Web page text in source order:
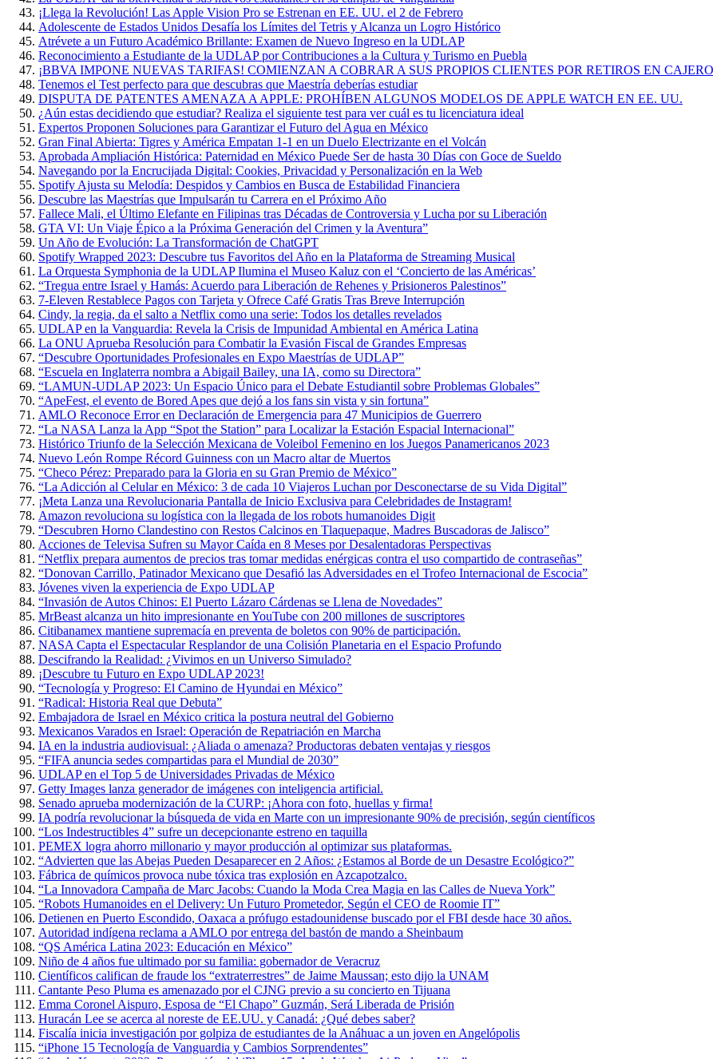
¡Llega la Revolución! Las Apple Vision Pro se Estrenan en EE. UU. el 2 de Febrero
Adolescente de Estados Unidos Desafía los Límites del Tetris y Alcanza un Logro Histórico
Atrévete a un Futuro Académico Brillante: Examen de Nuevo Ingreso en la UDLAP
Reconocimiento a Estudiante de la UDLAP por Contribuciones a la Cultura y Turismo en Puebla
¡BBVA IMPONE NUEVAS TARIFAS! COMIENZAN A COBRAR A SUS PROPIOS CLIENTES POR RETIROS EN
Tenemos el Test perfecto para que descubras que Maestría deberías estudiar
DISPUTA DE PATENTES AMENAZA A APPLE: PROHÍBEN ALGUNOS MODELOS DE APPLE WATCH EN EE. UU.
¿Aún estas decidiendo que estudiar? Realiza el siguiente test para ver cuál es tu licenciatura ideal
Expertos Proponen Soluciones para Garantizar el Futuro del Agua en México
Gran Final Abierta: Tigres y América Empatan 1-1 en un Duelo Electrizante en el Volcán
Aprobada Ampliación Histórica: Paternidad en México Puede Ser de hasta 30 Días con Goce de Sueldo
Navegando por la Encrucijada Digital: Cookies, Privacidad y Personalización en la Web
Spotify Ajusta su Melodía: Despidos y Cambios en Busca de Estabilidad Financiera
Descubre las Maestrías que Impulsarán tu Carrera en el Próximo Año
Fallece Mali, el Último Elefante en Filipinas tras Décadas de Controversia y Lucha por su Liberación
GTA VI: Un Viaje Épico a la Próxima Generación del Crimen y la Aventura”
Un Año de Evolución: La Transformación de ChatGPT
Spotify Wrapped 2023: Descubre tus Favoritos del Año en la Plataforma de Streaming Musical
La Orquesta Symphonia de la UDLAP Ilumina el Museo Kaluz con el ‘Concierto de las Américas’
“Tregua entre Israel y Hamás: Acuerdo para Liberación de Rehenes y Prisioneros Palestinos”
7-Eleven Restablece Pagos con Tarjeta y Ofrece Café Gratis Tras Breve Interrupción
Cindy, la regia, da el salto a Netflix como una serie: Todos los detalles revelados
UDLAP en la Vanguardia: Revela la Crisis de Impunidad Ambiental en América Latina
La ONU Aprueba Resolución para Combatir la Evasión Fiscal de Grandes Empresas
“Descubre Oportunidades Profesionales en Expo Maestrías de UDLAP”
“Escuela en Inglaterra nombra a Abigail Bailey, una IA, como su Directora”
“LAMUN-UDLAP 2023: Un Espacio Único para el Debate Estudiantil sobre Problemas Globales”
“ApeFest, el evento de Bored Apes que dejó a los fans sin vista y sin fortuna”
AMLO Reconoce Error en Declaración de Emergencia para 47 Municipios de Guerrero
“La NASA Lanza la App “Spot the Station” para Localizar la Estación Espacial Internacional”
Histórico Triunfo de la Selección Mexicana de Voleibol Femenino en los Juegos Panamericanos 2023
Nuevo León Rompe Récord Guinness con un Macro altar de Muertos
“Checo Pérez: Preparado para la Gloria en su Gran Premio de México”
“La Adicción al Celular en México: 3 de cada 10 Viajeros Luchan por Desconectarse de su Vida Digital”
¡Meta Lanza una Revolucionaria Pantalla de Inicio Exclusiva para Celebridades de Instagram!
Amazon revoluciona su logística con la llegada de los robots humanoides Digit
“Descubren Horno Clandestino con Restos Calcinos en Tlaquepaque, Madres Buscadoras de Jalisco”
Acciones de Televisa Sufren su Mayor Caída en 8 Meses por Desalentadoras Perspectivas
“Netflix prepara aumentos de precios tras tomar medidas enérgicas contra el uso compartido de contraseñas”
“Donovan Carrillo, Patinador Mexicano que Desafió las Adversidades en el Trofeo Internacional de Escocia”
Jóvenes viven la experiencia de Expo UDLAP
“Invasión de Autos Chinos: El Puerto Lázaro Cárdenas se Llena de Novedades”
MrBeast alcanza un hito impresionante en YouTube con 200 millones de suscriptores
Citibanamex mantiene supremacía en preventa de boletos con 90% de participación.
NASA Capta el Espectacular Resplandor de una Colisión Planetaria en el Espacio Profundo
Descifrando la Realidad: ¿Vivimos en un Universo Simulado?
¡Descubre tu Futuro en Expo UDLAP 2023!
“Tecnología y Progreso: El Camino de Hyundai en México”
“Radical: Historia Real que Debuta”
Embajadora de Israel en México critica la postura neutral del Gobierno
Mexicanos Varados en Israel: Operación de Repatriación en Marcha
IA en la industria audiovisual: ¿Aliada o amenaza? Productoras debaten ventajas y riesgos
“FIFA anuncia sedes compartidas para el Mundial de 2030”
UDLAP en el Top 5 de Universidades Privadas de México
Getty Images lanza generador de imágenes con inteligencia artificial.
Senado aprueba modernización de la CURP: ¡Ahora con foto, huellas y firma!
IA podría revolucionar la búsqueda de vida en Marte con un impresionante 90% de precisión, según científicos
“Los Indestructibles 4” sufre un decepcionante estreno en taquilla
PEMEX logra ahorro millonario y mayor producción al optimizar sus plataformas.
“Advierten que las Abejas Pueden Desaparecer en 2 Años: ¿Estamos al Borde de un Desastre Ecológico?”
Fábrica de químicos provoca nube tóxica tras explosión en Azcapotzalco.
“La Innovadora Campaña de Marc Jacobs: Cuando la Moda Crea Magia en las Calles de Nueva York”
“Robots Humanoides en el Delivery: Un Futuro Prometedor, Según el CEO de Roomie IT”
Detienen en Puerto Escondido, Oaxaca a prófugo estadounidense buscado por el FBI desde hace 30 años.
Autoridad indígena reclama a AMLO por entrega del bastón de mando a Sheinbaum
“QS América Latina 2023: Educación en México”
Niño de 4 años fue ultimado por su familia: gobernador de Veracruz
Científicos califican de fraude los “extraterrestres” de Jaime Maussan; esto dijo la UNAM
Cantante Peso Pluma es amenazado por el CJNG previo a su concierto en Tijuana
Emma Coronel Aispuro, Esposa de “El Chapo” Guzmán, Será Liberada de Prisión
Huracán Lee se acerca al noreste de EE.UU. y Canadá: ¿Qué debes saber?
Fiscalía inicia investigación por golpiza de estudiantes de la Anáhuac a un joven en Angelópolis
“iPhone 15 Tecnología de Vanguardia y Cambios Sorprendentes”